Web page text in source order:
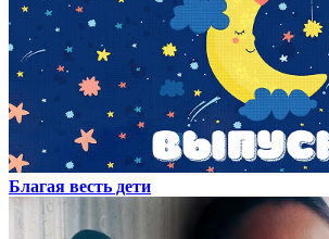
Благая весть дети